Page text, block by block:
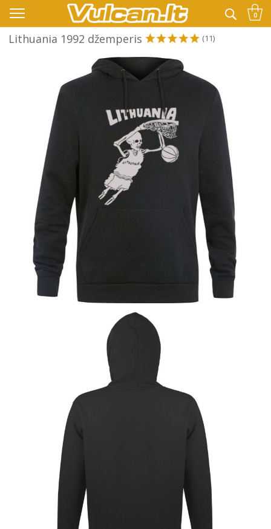
👉 -10% KODAS VISKAM PAPILDOMAI: VASARA 0
Lithuania 1992 džemperis (11)